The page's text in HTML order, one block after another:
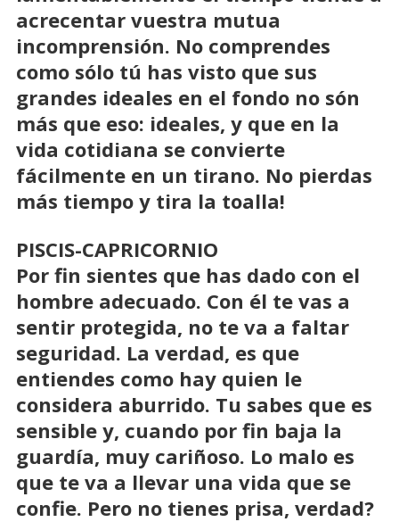
acrecentar vuestra mutua
incomprensión. No comprendes
como sólo tú has visto que sus
grandes ideales en el fondo no són
más que eso: ideales, y que en la
vida cotidiana se convierte
fácilmente en un tirano. No pierdas
más tiempo y tira la toalla!
PISCIS-CAPRICORNIO
Por fin sientes que has dado con el
hombre adecuado. Con él te vas a
sentir protegida, no te va a faltar
seguridad. La verdad, es que
entiendes como hay quien le
considera aburrido. Tu sabes que es
sensible y, cuando por fin baja la
guardía, muy cariñoso. Lo malo es
que te va a llevar una vida que se
confie. Pero no tienes prisa, verdad?